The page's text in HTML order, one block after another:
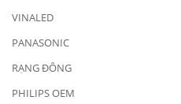
VINALED
PANASONIC
RẠNG ĐÔNG
PHILIPS OEM